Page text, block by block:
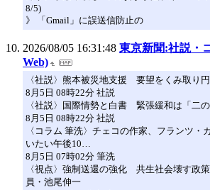
8/5)
》 「Gmail」に誤送信防止の
2026/08/05 16:31:48 東京新聞:社説・
Web)
〈社説〉熊本被災地支援 要望をくみ取り
8月5日 08時22分 社説
〈社説〉国際情勢と白書 緊張緩和は「二
8月5日 08時22分 社説
〈コラム 筆洗〉チェコの作家、フランツ・
いたい午後10…
8月5日 07時02分 筆洗
〈視点〉強制送還の強化 共生社会壊す政
員・池尾伸一